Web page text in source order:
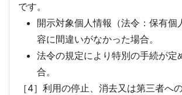
です。
開示対象個人情報（法令：保有個
容に間違いがなかった場合。
法令の規定により特別の手続が定
合。
［4］利用の停止、消去又は第三者へ